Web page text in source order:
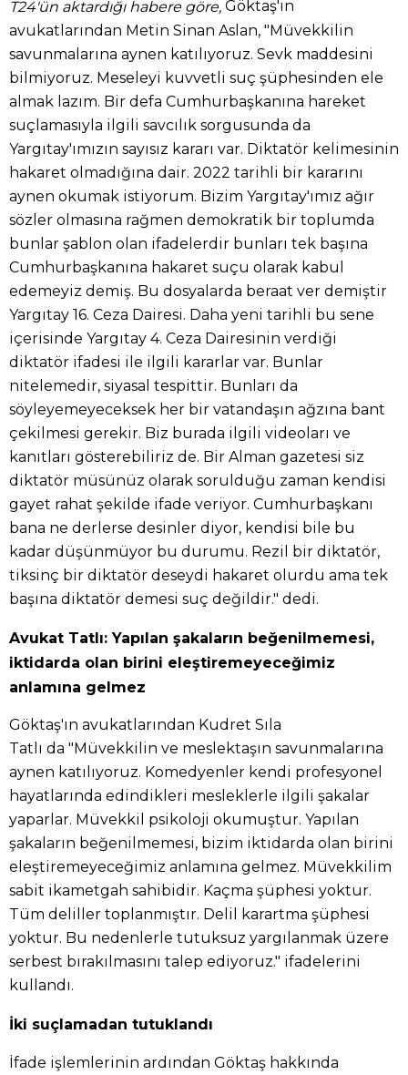
T24'ün aktardığı habere göre, Göktaş'ın
avukatlarından Metin Sinan Aslan, "Müvekkilin
savunmalarına aynen katılıyoruz. Sevk maddesini
bilmiyoruz. Meseleyi kuvvetli suç şüphesinden ele
almak lazım. Bir defa Cumhurbaşkanına hareket
suçlamasıyla ilgili savcılık sorgusunda da
Yargıtay'ımızın sayısız kararı var. Diktatör kelimesinin
hakaret olmadığına dair. 2022 tarihli bir kararını
aynen okumak istiyorum. Bizim Yargıtay'ımız ağır
sözler olmasına rağmen demokratik bir toplumda
bunlar şablon olan ifadelerdir bunları tek başına
Cumhurbaşkanına hakaret suçu olarak kabul
edemeyiz demiş. Bu dosyalarda beraat ver demiştir
Yargıtay 16. Ceza Dairesi. Daha yeni tarihli bu sene
içerisinde Yargıtay 4. Ceza Dairesinin verdiği
diktatör ifadesi ile ilgili kararlar var. Bunlar
nitelemedir, siyasal tespittir. Bunları da
söyleyemeyeceksek her bir vatandaşın ağzına bant
çekilmesi gerekir. Biz burada ilgili videoları ve
kanıtları gösterebiliriz de. Bir Alman gazetesi siz
diktatör müsünüz olarak sorulduğu zaman kendisi
gayet rahat şekilde ifade veriyor. Cumhurbaşkanı
bana ne derlerse desinler diyor, kendisi bile bu
kadar düşünmüyor bu durumu. Rezil bir diktatör,
tiksinç bir diktatör deseydi hakaret olurdu ama tek
başına diktatör demesi suç değildir." dedi.
Avukat Tatlı: Yapılan şakaların beğenilmemesi,
iktidarda olan birini eleştiremeyeceğimiz
anlamına gelmez
Göktaş'ın avukatlarından Kudret Sıla
Tatlı da "Müvekkilin ve meslektaşın savunmalarına
aynen katılıyoruz. Komedyenler kendi profesyonel
hayatlarında edindikleri mesleklerle ilgili şakalar
yaparlar. Müvekkil psikoloji okumuştur. Yapılan
şakaların beğenilmemesi, bizim iktidarda olan birini
eleştiremeyeceğimiz anlamına gelmez. Müvekkilim
sabit ikametgah sahibidir. Kaçma şüphesi yoktur.
Tüm deliller toplanmıştır. Delil karartma şüphesi
yoktur. Bu nedenlerle tutuksuz yargılanmak üzere
serbest bırakılmasını talep ediyoruz." ifadelerini
kullandı.
İki suçlamadan tutuklandı
İfade işlemlerinin ardından Göktaş hakkında